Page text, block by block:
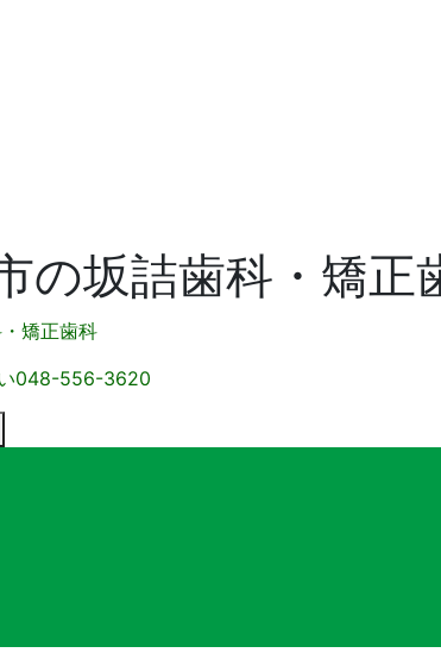
の坂詰歯科・矯正
048-556-3620